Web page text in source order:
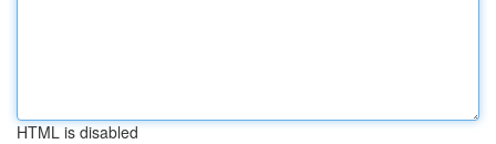
HTML is disabled